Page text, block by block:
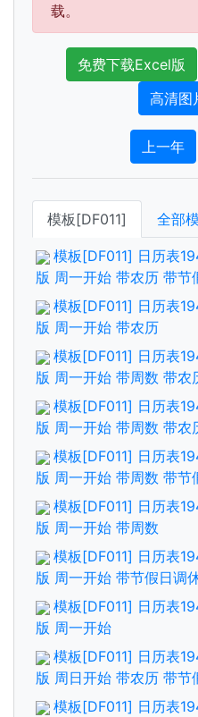
载。
免费下载Excel版
高清图
上一年
模板[DF011] 全部
模板[DF011] 日历表
版 周一开始 带农历 带节
模板[DF011] 日历表
版 周一开始 带农历
模板[DF011] 日历表
版 周一开始 带周数 带农
模板[DF011] 日历表
版 周一开始 带周数 带农
模板[DF011] 日历表
版 周一开始 带周数 带节
模板[DF011] 日历表
版 周一开始 带周数
模板[DF011] 日历表
版 周一开始 带节假日调
模板[DF011] 日历表
版 周一开始
模板[DF011] 日历表
版 周日开始 带农历 带节
模板[DF011] 日历表